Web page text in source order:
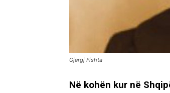
Gjergj Fishta
Në kohën kur në